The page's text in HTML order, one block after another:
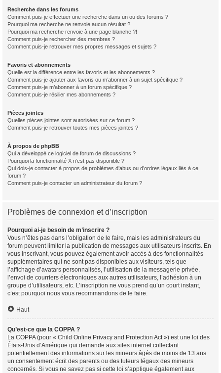
Recherche dans les forums
Comment puis-je effectuer une recherche dans un ou des forums ?
Pourquoi ma recherche ne renvoie aucun résultat ?
Pourquoi ma recherche renvoie à une page blanche ?!
Comment puis-je rechercher des membres ?
Comment puis-je retrouver mes propres messages et sujets ?
Favoris et abonnements
Quelle est la différence entre les favoris et les abonnements ?
Comment puis-je ajouter aux favoris ou m’abonner à un sujet spécifique ?
Comment puis-je m’abonner à un forum spécifique ?
Comment puis-je résilier mes abonnements ?
Pièces jointes
Quelles pièces jointes sont autorisées sur ce forum ?
Comment puis-je retrouver toutes mes pièces jointes ?
À propos de phpBB
Qui a développé ce logiciel de forum de discussions ?
Pourquoi la fonctionnalité X n’est pas disponible ?
Qui dois-je contacter à propos de problèmes d’abus ou d’ordres légaux liés à ce
forum ?
Comment puis-je contacter un administrateur du forum ?
Problèmes de connexion et d’inscription
Pourquoi ai-je besoin de m’inscrire ?
Vous n’êtes pas dans l’obligation de le faire, mais les administrateurs du
forum peuvent limiter la publication de messages aux utilisateurs inscrits. En
vous inscrivant, vous pouvez également avoir accès à des fonctionnalités
supplémentaires qui ne sont pas disponibles aux visiteurs, tels que
l’affichage d’avatars personnalisés, l’utilisation de la messagerie privée,
l’envoi de courriers électroniques aux autres utilisateurs, l’adhésion à un
groupe d’utilisateurs, etc. L’inscription ne vous prend qu’un court instant,
c’est pourquoi nous vous recommandons de le faire.
Haut
Qu’est-ce que la COPPA ?
La COPPA (pour « Child Online Privacy and Protection Act ») est une loi des
États-Unis d’Amérique qui demande aux sites internet collectant
potentiellement des informations sur les mineurs âgés de moins de 13 ans
un consentement écrit des parents ou des tuteurs légaux des mineurs
concernés. Si vous ne savez pas si cette loi s’applique également aux